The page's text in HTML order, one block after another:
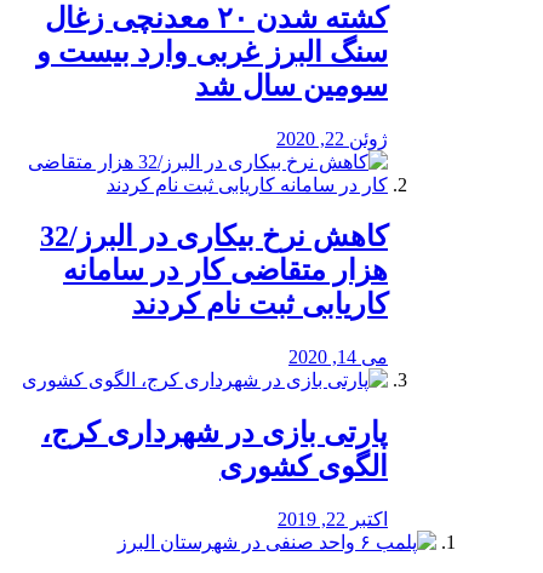
کشته شدن ۲۰ معدنچی زغال
سنگ البرز غربی وارد بیست و
سومین سال شد
ژوئن 22, 2020
کاهش نرخ بیکاری در البرز/32
هزار متقاضی کار در سامانه
کاریابی ثبت نام کردند
می 14, 2020
پارتی بازی در شهرداری کرج،
الگوی کشوری
اکتبر 22, 2019